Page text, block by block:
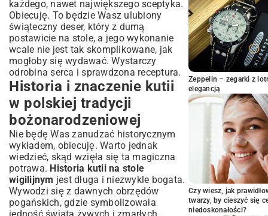
Przygotowanie maku – metody tradycyjne i
nowoczesne
Łączenie składników – harmonia smaków
w jednej misie
Sekrety i wskazówki: Jak uniknąć
błędów i osiągnąć idealną
konsystencję?
Kwestia słodyczy – jak doprawić kutię do
smaku?
Odpowiednie leżakowanie kutii – dlaczego
warto poczekać?
Różne odsłony kutii: Wariacje przepisu i
inspiracje
Kutia z pszenicą vs. kutia z ryżem –
porównanie smaków
Wegańskie i bezglutenowe alternatywy dla
tradycyjnej kutii
każdego, nawet największego sceptyka.
Obiecuję. To będzie Wasz ulubiony
świąteczny deser, który z dumą
postawicie na stole, a jego wykonanie
wcale nie jest tak skomplikowane, jak
mogłoby się wydawać. Wystarczy
odrobina serca i sprawdzona receptura.
Historia i znaczenie kutii
w polskiej tradycji
bożonarodzeniowej
Nie będę Was zanudzać historycznym
wykładem, obiecuję. Warto jednak
wiedzieć, skąd wzięła się ta magiczna
potrawa. Historia kutii na stole
wigilijnym jest długa i niezwykle bogata.
Wywodzi się z dawnych obrzędów
pogańskich, gdzie symbolizowała
Zeppelin – zegarki z
elegancją
Czy wiesz, jak
twarzy, by cieszyć się
niedoskonałości?